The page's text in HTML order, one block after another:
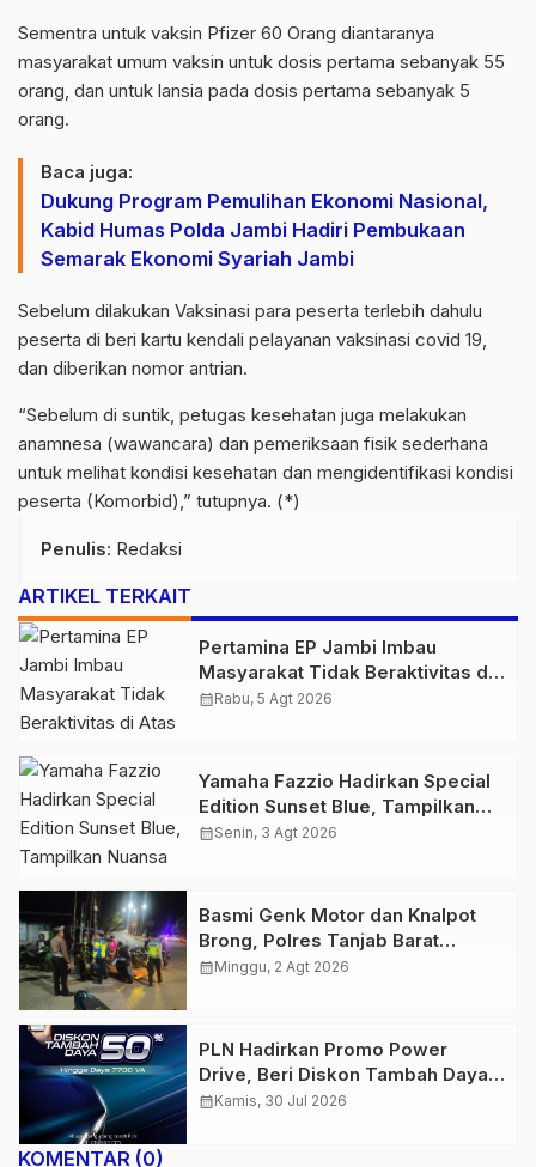
Sementra untuk vaksin Pfizer 60 Orang diantaranya
masyarakat umum vaksin untuk dosis pertama sebanyak 55
orang, dan untuk lansia pada dosis pertama sebanyak 5
orang.
Baca juga:
Dukung Program Pemulihan Ekonomi Nasional,
Kabid Humas Polda Jambi Hadiri Pembukaan
Semarak Ekonomi Syariah Jambi
Sebelum dilakukan Vaksinasi para peserta terlebih dahulu
peserta di beri kartu kendali pelayanan vaksinasi covid 19,
dan diberikan nomor antrian.
“Sebelum di suntik, petugas kesehatan juga melakukan
anamnesa (wawancara) dan pemeriksaan fisik sederhana
untuk melihat kondisi kesehatan dan mengidentifikasi kondisi
peserta (Komorbid),” tutupnya. (*)
Penulis: Redaksi
ARTIKEL TERKAIT
Pertamina EP Jambi Imbau
Masyarakat Tidak Beraktivitas di
Atas Jalur Pipa Migas Demi
calendar_monthRabu, 5 Agt 2026
Yamaha Fazzio Hadirkan Special
Edition Sunset Blue, Tampilkan
Nuansa Retro Summer yang
calendar_monthSenin, 3 Agt 2026
Basmi Genk Motor dan Knalpot
Brong, Polres Tanjab Barat
Amankan Belasan Kendaraan
calendar_monthMinggu, 2 Agt 2026
PLN Hadirkan Promo Power
Drive, Beri Diskon Tambah Daya
50% di Ajang GIIAS 2026
calendar_monthKamis, 30 Jul 2026
KOMENTAR (0)